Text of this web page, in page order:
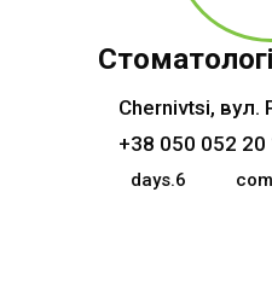
Chernivtsi, вул.
+38 050 052 20
days.6